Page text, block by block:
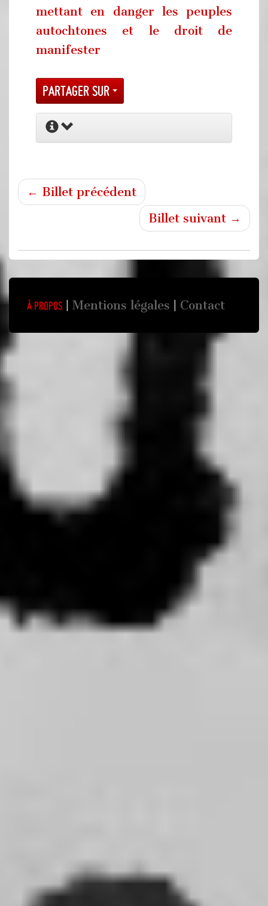
mettant en danger les peuples
autochtones et le droit de
manifester
Partager sur
← Billet précédent
Billet suivant →
À propos Mentions légales Contact